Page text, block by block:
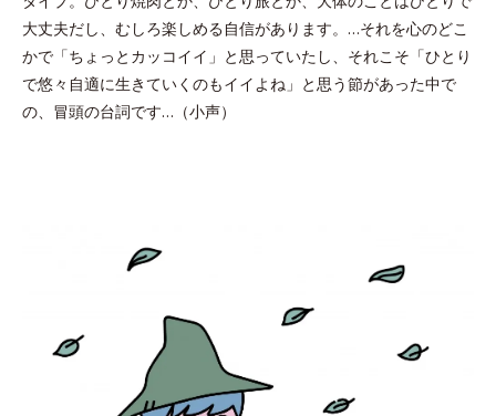
大丈夫だし、むしろ楽しめる自信があります。…それを心のどこ
かで「ちょっとカッコイイ」と思っていたし、それこそ「ひとり
で悠々自適に生きていくのもイイよね」と思う節があった中で
の、冒頭の台詞です…（小声）